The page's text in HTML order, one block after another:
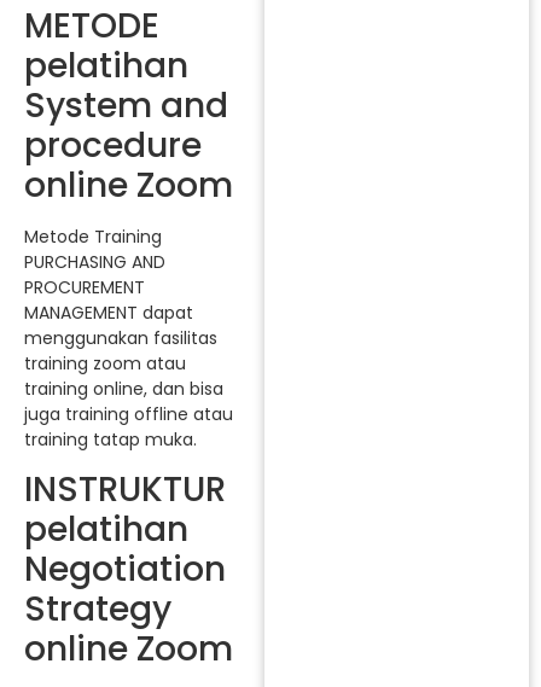
METODE
pelatihan
System and
procedure
online Zoom
Metode Training
PURCHASING AND
PROCUREMENT
MANAGEMENT dapat
menggunakan fasilitas
training zoom atau
training online, dan bisa
juga training offline atau
training tatap muka.
INSTRUKTUR
pelatihan
Negotiation
Strategy
online Zoom